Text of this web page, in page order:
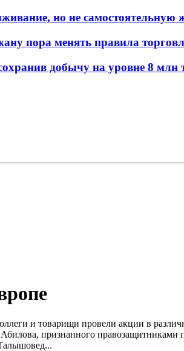
но не самостоятельную
пора менять правила
добычу на уровне 8 млн
и товарищи провели акции в
признанного